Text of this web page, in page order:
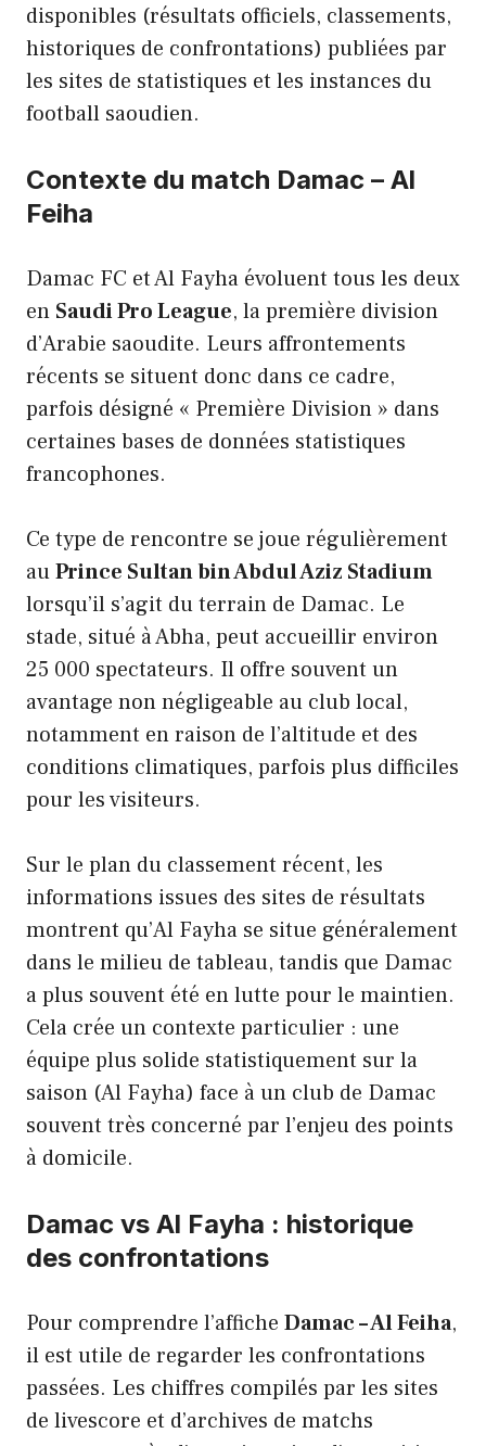
disponibles (résultats officiels, classements,
historiques de confrontations) publiées par
les sites de statistiques et les instances du
football saoudien.
Contexte du match Damac – Al
Feiha
Damac FC et Al Fayha évoluent tous les deux
en Saudi Pro League, la première division
d’Arabie saoudite. Leurs affrontements
récents se situent donc dans ce cadre,
parfois désigné « Première Division » dans
certaines bases de données statistiques
francophones.
Ce type de rencontre se joue régulièrement
auPrince Sultan bin Abdul Aziz Stadium
lorsqu’il s’agit du terrain de Damac. Le
stade, situé à Abha, peut accueillir environ
25 000 spectateurs. Il offre souvent un
avantage non négligeable au club local,
notamment en raison de l’altitude et des
conditions climatiques, parfois plus difficiles
pour les visiteurs.
Sur le plan du classement récent, les
informations issues des sites de résultats
montrent qu’Al Fayha se situe généralement
dans le milieu de tableau, tandis que Damac
a plus souvent été en lutte pour le maintien.
Cela crée un contexte particulier : une
équipe plus solide statistiquement sur la
saison (Al Fayha) face à un club de Damac
souvent très concerné par l’enjeu des points
à domicile.
Damac vs Al Fayha : historique
des confrontations
Pour comprendre l’affiche Damac – Al Feiha,
il est utile de regarder les confrontations
passées. Les chiffres compilés par les sites
de livescore et d’archives de matchs